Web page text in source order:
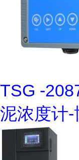
TSG -
泥浓度计-